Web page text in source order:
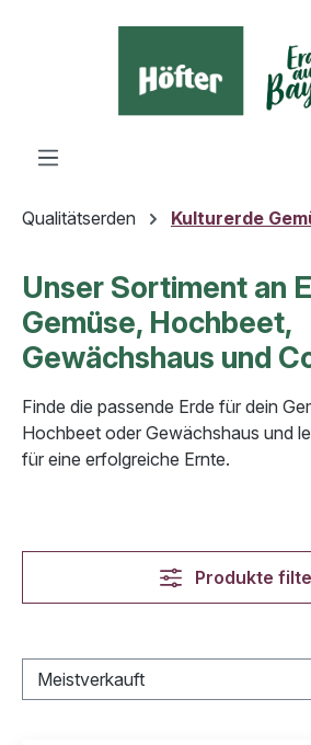
Qualitätserden Kulturerde
Unser Sortiment an
Gemüse, Hochbeet,
Gewächshaus und
Finde die passende Erde für dein
Hochbeet oder Gewächshaus und
für eine erfolgreiche Ernte.
Produkte